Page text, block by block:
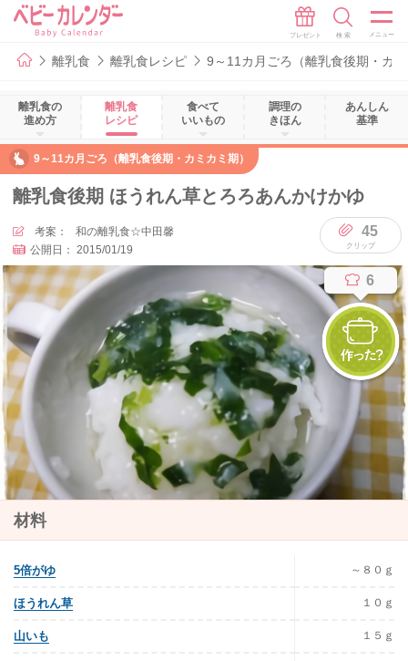
離乳食 離乳食レシピ 9～11カ月ごろ（離乳食後期・カ
離乳食の
進め方
離乳食
レシピ
食べて
いいもの
調理の
きほん
あんしん
基準
9～11カ月ごろ（離乳食後期・カミカミ期）
離乳食後期 ほうれん草とろろあんかけかゆ
考案：
和の離乳食☆中田馨
公開日：
2015/01/19
45
6
材料
5倍がゆ ～８０ｇ
ほうれん草 １０ｇ
山いも １５ｇ